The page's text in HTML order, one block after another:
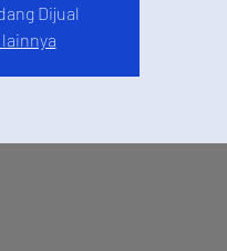
Dijual